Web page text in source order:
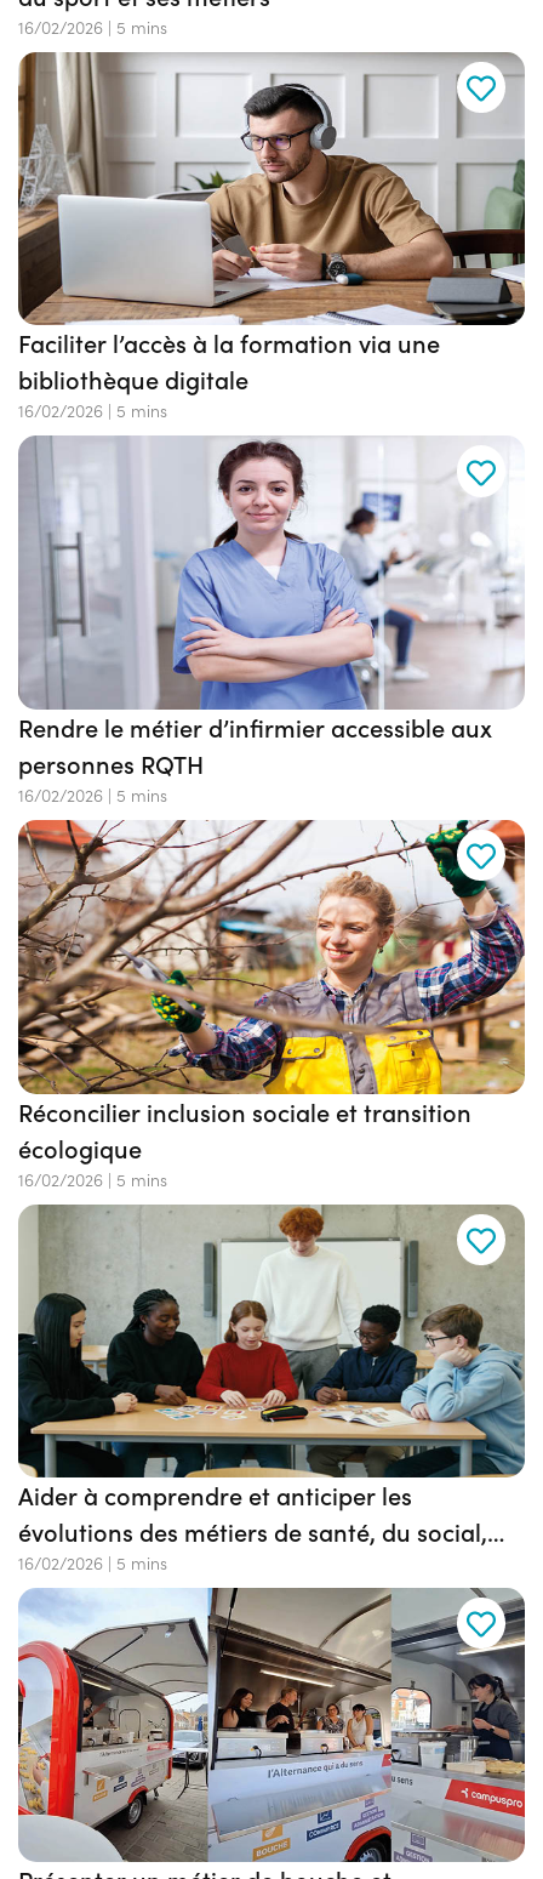
16/02/2026 | 5 mins
Faciliter l’accès à la formation via une
bibliothèque digitale
16/02/2026 | 5 mins
Rendre le métier d’infirmier accessible aux
personnes RQTH
16/02/2026 | 5 mins
Réconcilier inclusion sociale et transition
écologique
16/02/2026 | 5 mins
Aider à comprendre et anticiper les
évolutions des métiers de santé, du social,
des biotechnologies et de la domotique
16/02/2026 | 5 mins